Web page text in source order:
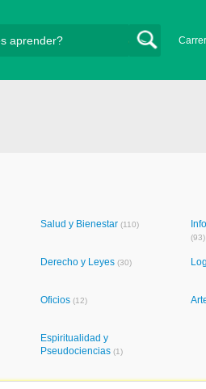
Salud y Bienestar (110)
(93)
Derecho y Leyes (30)
Oficios (12)
Espiritualidad y
Pseudociencias (1)